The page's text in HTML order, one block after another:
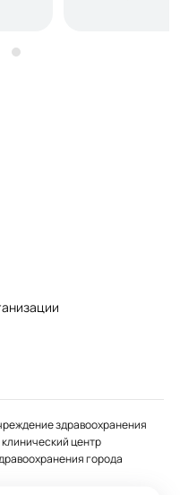
здравоохранения
центр
города